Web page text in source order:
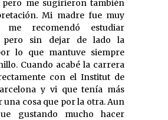
pero me sugirieron también
Mi madre fue muy
recomendó estudiar
pero sin dejar de lado la
lo que mantuve siempre
Cuando acabé la carrera
con el Institut de
y vi que tenía más
cosa que por la otra. Aun
gustando mucho hacer